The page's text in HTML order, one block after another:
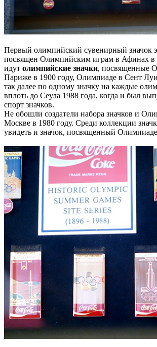
Первый олимпийский сувенирный значок
посвящен Олимпийским играм в Афинах в
идут олимпийские значки, посвященные
Париже в 1900 году, Олимпиаде в Сент
так далее по одному значку на каждые
вплоть до Сеула 1988 года, когда и был
спорт значков.
Не обошли создатели набора значков и
Москве в 1980 году. Среди коллекции
увидеть и значок, посвященный